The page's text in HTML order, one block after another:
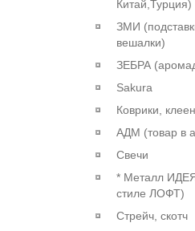
Китай,Турция)
ЗМИ
вешалки)
ЗЕБРА
Sakura
Коврики,
АДМ (товар в
Свечи
* Металл
стиле ЛОФТ)
Стрейч, скотч